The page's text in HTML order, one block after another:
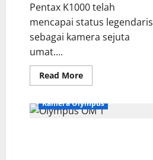
Pentax K1000 telah
mencapai status legendaris
sebagai kamera sejuta
umat....
Read MoreRead
more
K2
vs
Kamera Olympus